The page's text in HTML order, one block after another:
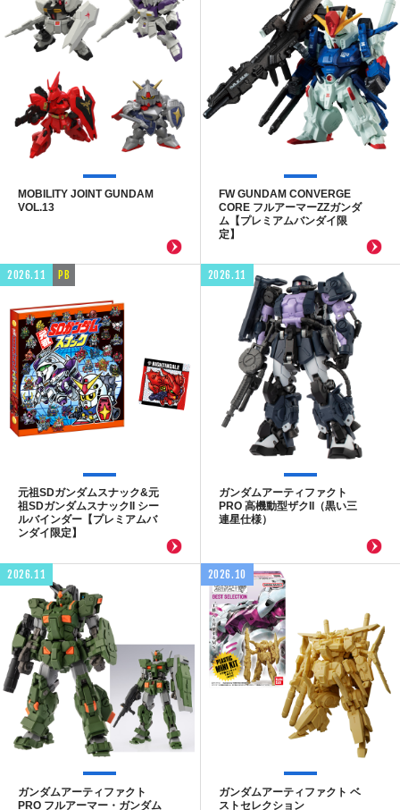
MOBILITY JOINT GUNDAM
VOL.13
FW GUNDAM CONVERGE
CORE フルアーマーZZガンダ
ム【プレミアムバンダイ限
定】
2026.11 PB
元祖SDガンダムスナック&元
祖SDガンダムスナックII シー
ルバインダー【プレミアムバ
ンダイ限定】
2026.11
ガンダムアーティファクト
PRO 高機動型ザクII（黒い三
連星仕様）
2026.11
ガンダムアーティファクト
PRO フルアーマー・ガンダム
2026.10
ガンダムアーティファクト ベ
ストセレクション